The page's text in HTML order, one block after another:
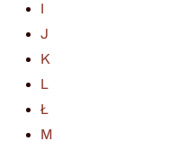
I
J
K
L
Ł
M